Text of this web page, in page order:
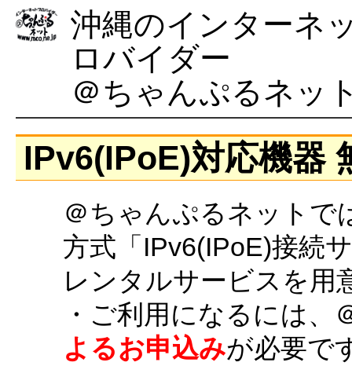
沖縄のインターネ
ロバイダー
＠ちゃんぷるネッ
IPv6(IPoE)対応機器
＠ちゃんぷるネットで
方式「IPv6(IPoE)接続
レンタルサービスを用
・ご利用になるには
よるお申込みが必要で